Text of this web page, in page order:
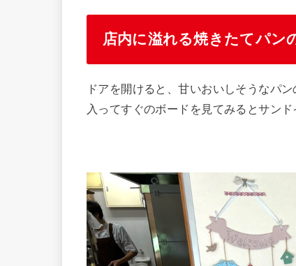
店内に溢れる焼きたてパン
ドアを開けると、甘いおいしそうなパ
入ってすぐのボードを見てみるとサンド